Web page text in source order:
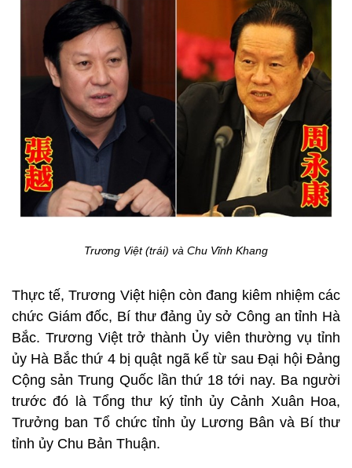
Trương Việt (trái) và Chu Vĩnh Khang
Thực tế, Trương Việt hiện còn đang kiêm nhiệm các
chức Giám đốc, Bí thư đảng ủy sở Công an tỉnh Hà
Bắc. Trương Việt trở thành Ủy viên thường vụ tỉnh
ủy Hà Bắc thứ 4 bị quật ngã kể từ sau Đại hội Đảng
Cộng sản Trung Quốc lần thứ 18 tới nay. Ba người
trước đó là Tổng thư ký tỉnh ủy Cảnh Xuân Hoa,
Trưởng ban Tổ chức tỉnh ủy Lương Bân và Bí thư
tỉnh ủy Chu Bản Thuận.